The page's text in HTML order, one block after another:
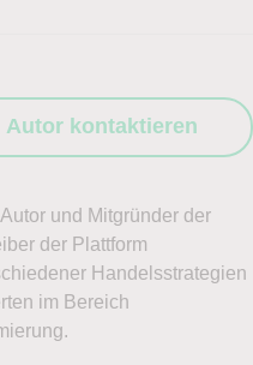
Wertpapier- und
Die
Trading-Erfolg.
Autor kontaktieren
und Mitgründer der
der Plattform
Handelsstrategien
im Bereich